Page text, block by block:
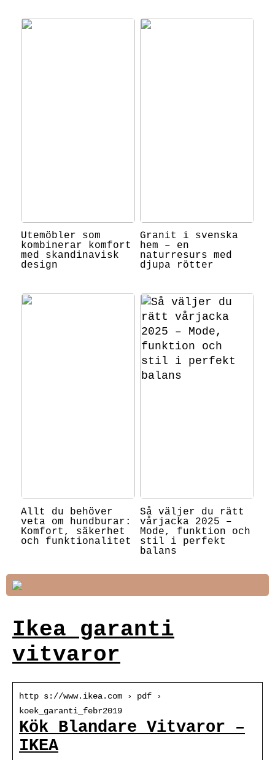
Utemöbler som
kombinerar komfort
med skandinavisk
design
Granit i svenska
hem – en
naturresurs med
djupa rötter
Allt du behöver
veta om hundburar:
Komfort, säkerhet
och funktionalitet
Så väljer du rätt
vårjacka 2025 –
Mode, funktion och
stil i perfekt
balans
Ikea garanti
vitvaror
http s://www.ikea.com › pdf ›
koek_garanti_febr2019
Kök Blandare Vitvaror –
IKEA